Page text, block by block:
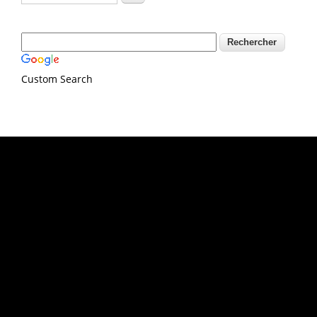
Custom Search